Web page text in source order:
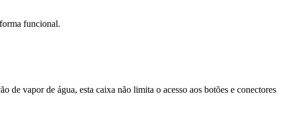
funcional.
de vapor de água, esta caixa não limita o acesso aos botões e conectores